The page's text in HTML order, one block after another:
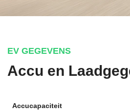
EV GEGEVENS
Accu en
Accucapaciteit